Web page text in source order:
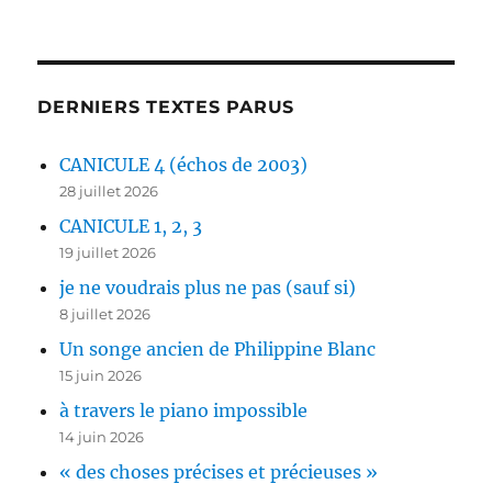
DERNIERS TEXTES PARUS
CANICULE 4 (échos de 2003)
28 juillet 2026
CANICULE 1, 2, 3
19 juillet 2026
je ne voudrais plus ne pas (sauf si)
8 juillet 2026
Un songe ancien de Philippine Blanc
15 juin 2026
à travers le piano impossible
14 juin 2026
« des choses précises et précieuses »